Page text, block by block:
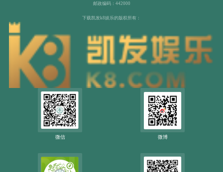
邮政编码：442000
下载凯发k8娱乐的版权所有：
微信 微博